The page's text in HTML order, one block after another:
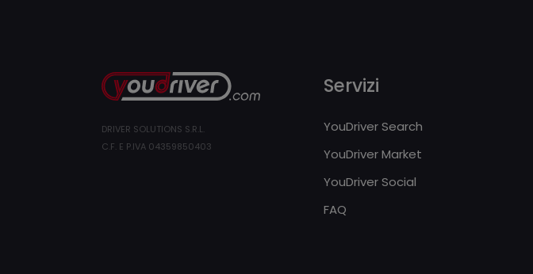
DRIVER SOLUTIONS S.R.L.
C.F. E P.IVA 04359850403
Servizi
YouDriver Search
YouDriver Market
YouDriver Social
FAQ